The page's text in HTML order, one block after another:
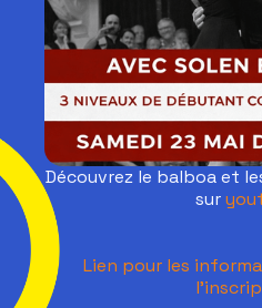
Découvrez le balboa et
sur
Lien pour les